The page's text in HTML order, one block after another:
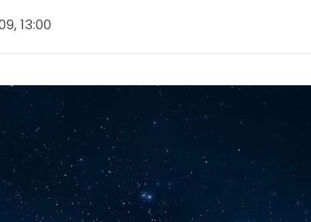
13:00